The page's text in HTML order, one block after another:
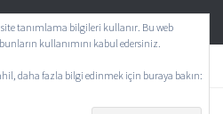
tanımlama bilgileri kullanır. Bu web
kullanımını kabul edersiniz.
daha fazla bilgi edinmek için buraya bakın: